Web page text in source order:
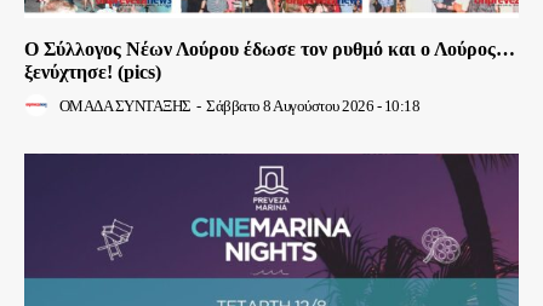
Ο Σύλλογος Νέων Λούρου έδωσε τον ρυθμό και ο Λούρος…
ξενύχτησε! (pics)
ΟΜΑΔΑ ΣΥΝΤΑΞΗΣ - Σάββατο 8 Αυγούστου 2026 - 10:18